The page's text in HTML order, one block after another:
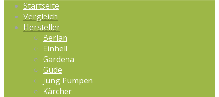
Startseite
Vergleich
Hersteller
Berlan
Einhell
Gardena
Güde
Jung Pumpen
Kärcher